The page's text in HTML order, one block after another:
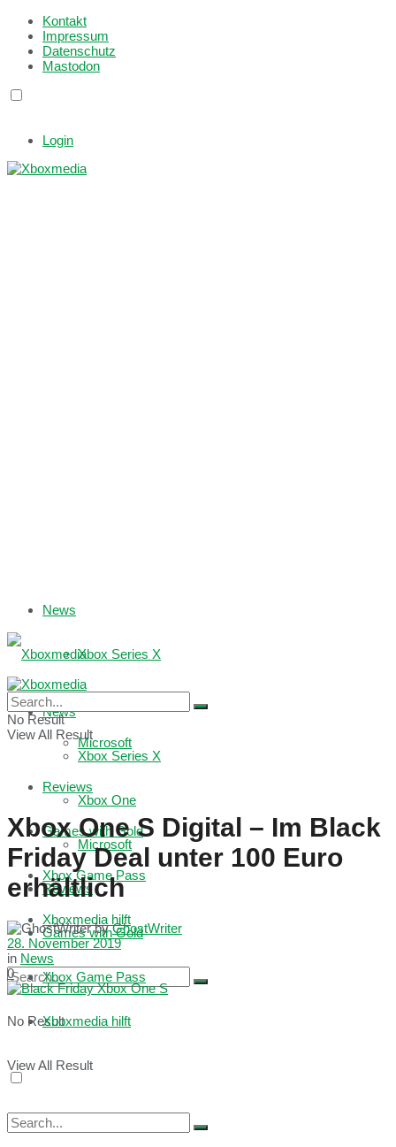
Kontakt
Impressum
Datenschutz
Mastodon
Login
News
Xbox Series X
Microsoft
Reviews
Games with Gold
Xbox Game Pass
Xboxmedia hilft
No Result
View All Result
News
Xbox Series X
Xbox One
Microsoft
Reviews
Games with Gold
Xbox Game Pass
Xboxmedia hilft
No Result
View All Result
Xbox One S Digital – Im Black
Friday Deal unter 100 Euro
erhältlich
by GhostWriter
28. November 2019
in News
0